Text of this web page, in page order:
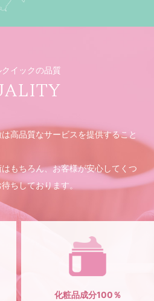
イックの品質
高品質なサービスを提供すること
もちろん、お客様が安心してくつ
ちしております。
化粧品成分100％